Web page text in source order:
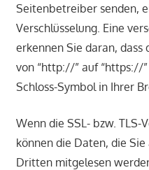
Seitenbetreiber senden,
Verschlüsselung. Eine
erkennen Sie daran, dass
von “http://” auf “https://
Schloss-Symbol in Ihrer
Wenn die SSL- bzw.
können die Daten, die
Dritten mitgelesen